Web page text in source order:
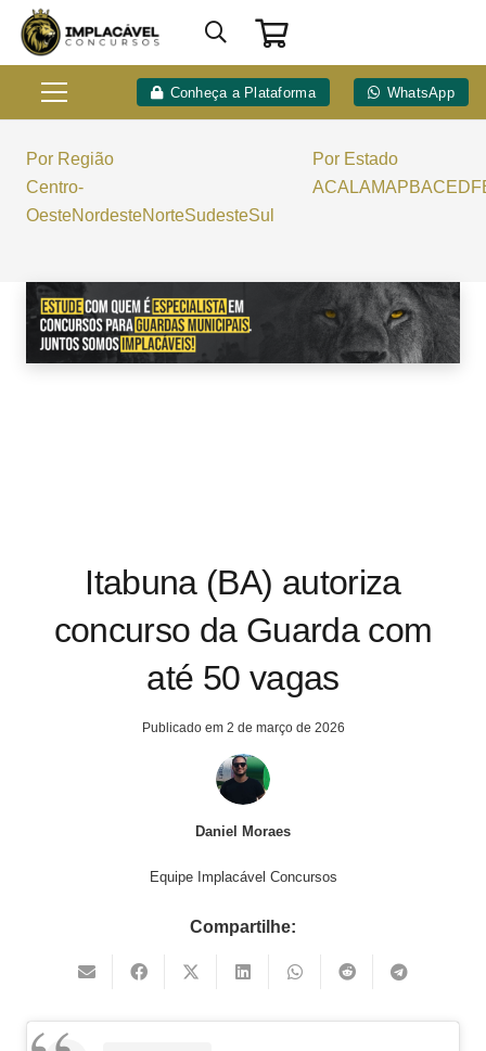
Conheça a Plataforma WhatsApp
Por Região
Centro-
OesteNordesteNorteSudesteSul
Por Estado
ACALAMAPBACEDF
Itabuna (BA) autoriza
concurso da Guarda com
até 50 vagas
Publicado em 2 de março de 2026
Daniel Moraes
Equipe Implacável Concursos
Compartilhe: